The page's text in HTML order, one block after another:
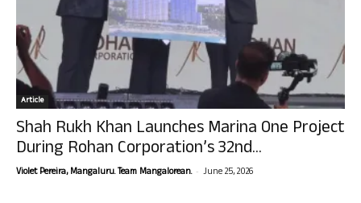
Article
Shah Rukh Khan Launches Marina One Project
During Rohan Corporation’s 32nd...
Violet Pereira, Mangaluru. Team Mangalorean. - June 25, 2026